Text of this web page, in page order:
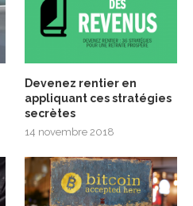
Devenez rentier en
appliquant ces stratégies
secrètes
14 novembre 2018